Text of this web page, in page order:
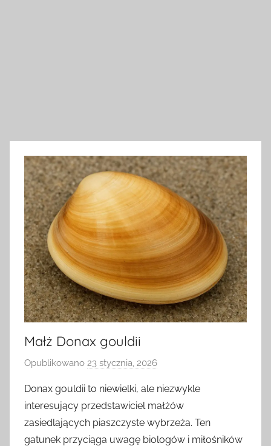
Małż Donax gouldii
Opublikowano 23 stycznia, 2026
z
e
z
Donax gouldii to niewielki, ale niezwykle
interesujący przedstawiciel małżów
zasiedlających piaszczyste wybrzeża. Ten
gatunek przyciąga uwagę biologów i miłośników